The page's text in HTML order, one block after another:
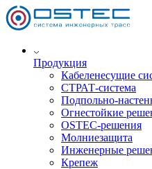
Продукция
Кабеленесущие
СТРАТ-система
Подпольно-
Огнестойкие
OSTEC-решения
Молниезащита
Инженерные
Крепеж